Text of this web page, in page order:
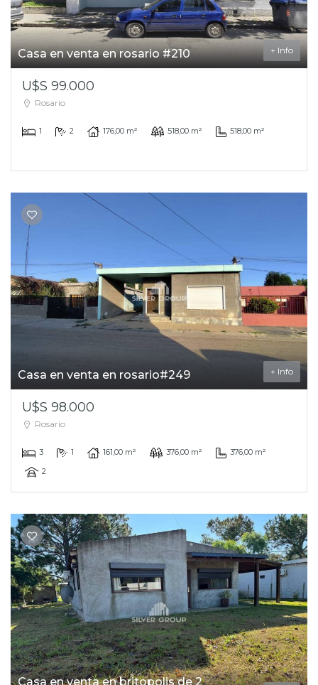
Casa en venta en rosario #210 + Info
U$S 99.000
Rosario
1 2 176,00 m² 518,00 m² 518,00 m²
Casa en venta en rosario#249 + Info
U$S 98.000
Rosario
3 1 161,00 m² 376,00 m²
376,00 m²
2
Casa en venta en britopolis de 2